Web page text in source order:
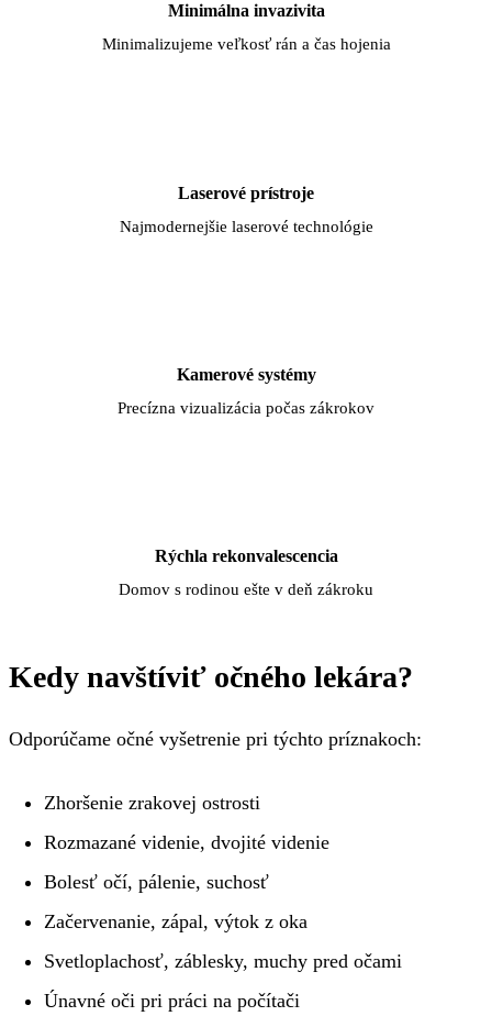
Minimálna invazivita
Minimalizujeme veľkosť rán a čas hojenia
Laserové prístroje
Najmodernejšie laserové technológie
Kamerové systémy
Precízna vizualizácia počas zákrokov
Rýchla rekonvalescencia
Domov s rodinou ešte v deň zákroku
Kedy navštíviť očného lekára?
Odporúčame očné vyšetrenie pri týchto príznakoch:
Zhoršenie zrakovej ostrosti
Rozmazané videnie, dvojité videnie
Bolesť očí, pálenie, suchosť
Začervenanie, zápal, výtok z oka
Svetloplachosť, záblesky, muchy pred očami
Únavné oči pri práci na počítači